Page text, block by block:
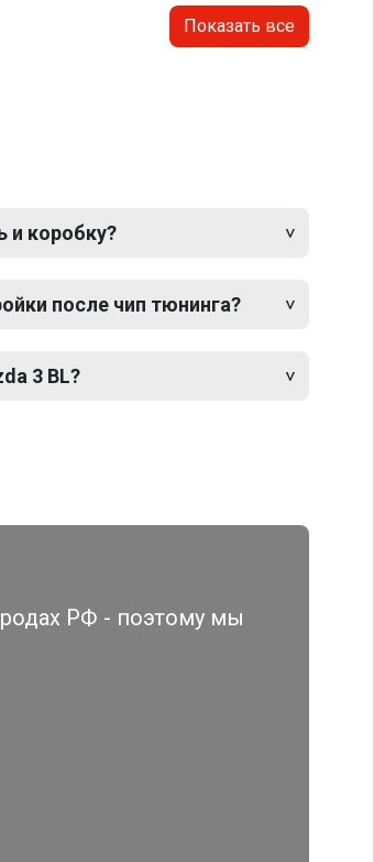
Показать все
и коробку?
после чип тюнинга?
3 BL?
РФ - поэтому мы